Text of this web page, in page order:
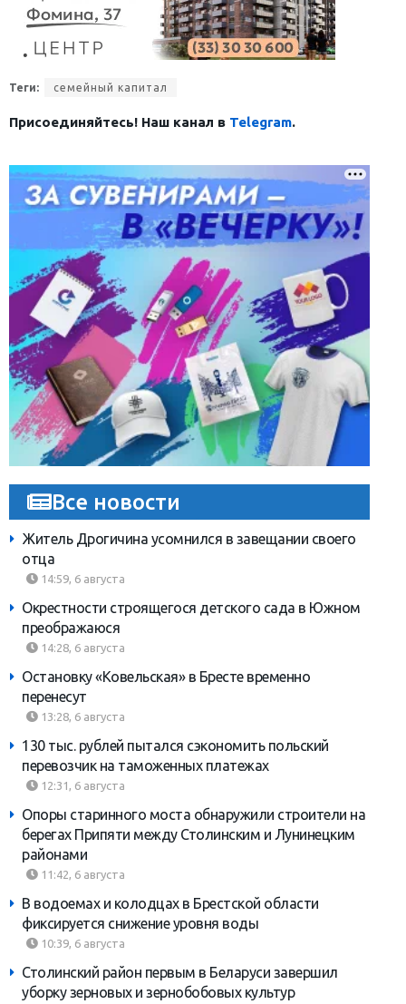
Теги: семейный капитал
Присоединяйтесь! Наш канал в Telegram.
Все новости
Житель Дрогичина усомнился в завещании своего
отца
14:59, 6 августа
Окрестности строящегося детского сада в Южном
преображаюся
14:28, 6 августа
Остановку «Ковельская» в Бресте временно
перенесут
13:28, 6 августа
130 тыс. рублей пытался сэкономить польский
перевозчик на таможенных платежах
12:31, 6 августа
Опоры старинного моста обнаружили строители на
берегах Припяти между Столинским и Лунинецким
районами
11:42, 6 августа
В водоемах и колодцах в Брестской области
фиксируется снижение уровня воды
10:39, 6 августа
Столинский район первым в Беларуси завершил
уборку зерновых и зернобобовых культур